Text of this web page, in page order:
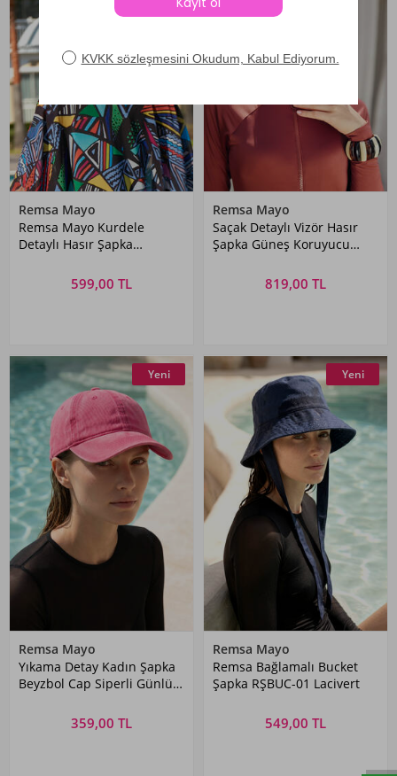
Remsa Mayo
Remsa Mayo Kurdele
Detaylı Hasır Şapka
599,00 TL
Remsa Mayo
Saçak Detaylı Vizör Hasır
Şapka Güneş Koruyucu
Kahverengi819,00 TL
Yeni
Remsa Mayo
Yıkama Detay Kadın Şapka
Beyzbol Cap Siperli Günlük
359,00 TL
Yeni
Remsa Mayo
Remsa Bağlamalı Bucket
Şapka RŞBUC-01 Lacivert
549,00 TL